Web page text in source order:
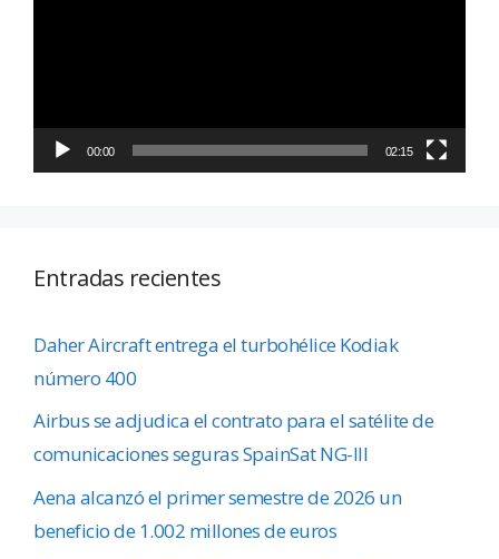
00:00 02:15
Entradas recientes
Daher Aircraft entrega el turbohélice Kodiak
número 400
Airbus se adjudica el contrato para el satélite de
comunicaciones seguras SpainSat NG-III
Aena alcanzó el primer semestre de 2026 un
beneficio de 1.002 millones de euros